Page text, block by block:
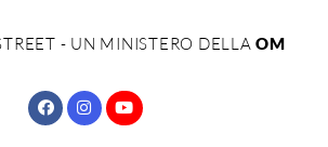
- UN MINISTERO DELLAOM